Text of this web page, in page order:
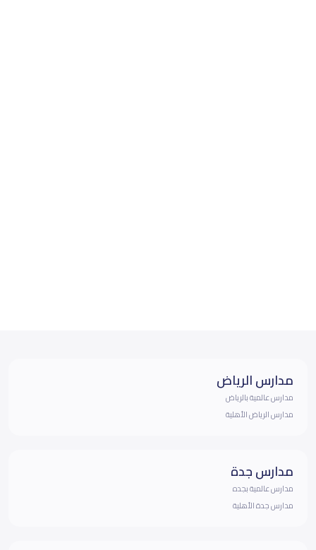
مدارس الرياض
مدارس عالمية بالرياض
مدارس الرياض الأهلية
مدارس جدة
مدارس عالمية بجده
مدارس جدة الأهلية